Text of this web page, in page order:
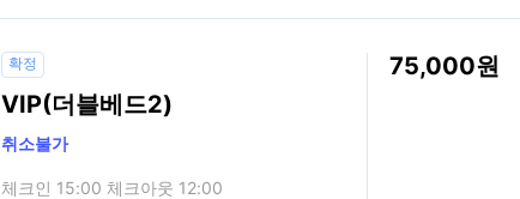
확정
VIP(더블베드2)
취소불가
체크인 15:00 체크아웃 12:00
75,000